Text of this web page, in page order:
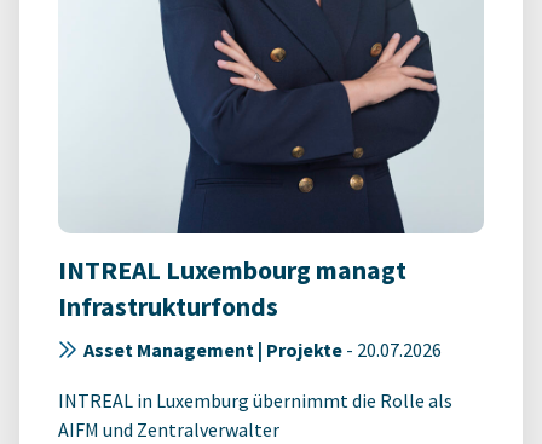
INTREAL Luxembourg managt
Infrastrukturfonds
Asset Management | Projekte - 20.07.2026
INTREAL in Luxemburg übernimmt die Rolle als
AIFM und Zentralverwalter